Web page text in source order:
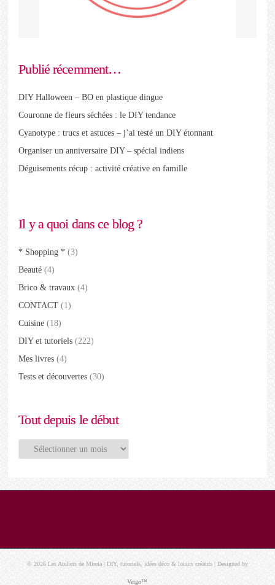
Publié récemment…
DIY Halloween – BO en plastique dingue
Couronne de fleurs séchées : le DIY tendance
Cyanotype : trucs et astuces – j’ai testé un DIY étonnant
Organiser un anniversaire DIY – spécial indiens
Déguisements récup : activité créative en famille
Il y a quoi dans ce blog ?
* Shopping * (3)
Beauté (4)
Brico & travaux (4)
CONTACT (1)
Cuisine (18)
DIY et tutoriels (222)
Mes livres (4)
Tests et découvertes (30)
Tout depuis le début
© 2026 Les Ateliers de Mireia | DIY, tutoriels, idées déco & loisirs créatifs | Designed by
Vergo™